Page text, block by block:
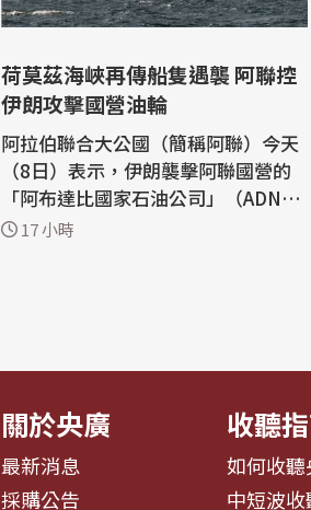
荷莫茲海峽再傳船隻遇襲 阿聯控
伊朗攻擊國營油輪
阿拉伯聯合大公國（簡稱阿聯）今天
（8日）表示，伊朗襲擊阿聯國營的
「阿布達比國家石油公司」（ADNO
C）旗下一艘油輪，當時該油輪正航
17 小時
關於央廣
最新消息
採購公告
收聽
如何收
中短波